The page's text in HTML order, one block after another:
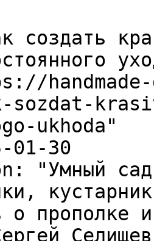
sozdat-
ukhoda"
01-30
"Умный сад
о прополке